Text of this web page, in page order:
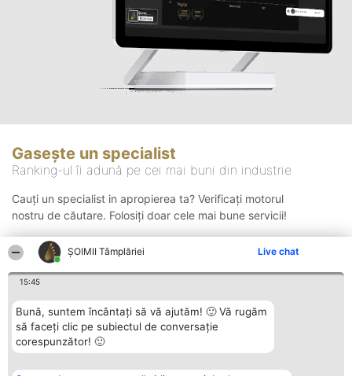
ȘOIMII Tâmplăriei Live chat
15:45
Bună, suntem încântați să vă ajutăm! 🙂 Vă rugăm
să faceți clic pe subiectul de conversație
corespunzător! 🙂
Gasește un specialist
Ranking-ul îi adună pe cei mai buni din industrie
Cauți un specialist in apropierea ta? Verificați motorul
nostru de căutare. Folosiți doar cele mai bune servicii!